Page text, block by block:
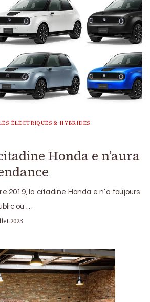
ÉLECTRIQUES & HYBRIDES
Honda e n’aura
2019, la citadine Honda e n’a toujours
ou …
2023